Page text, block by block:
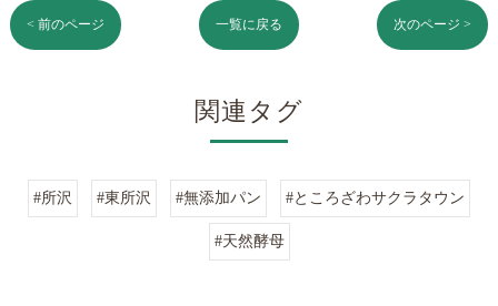
< 前のページ 一覧に戻る 次のページ >
関連タグ
#所沢 #東所沢 #無添加パン #ところざわサクラタウン
#天然酵母